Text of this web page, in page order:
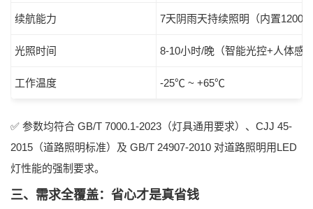
续航能力 7天阴雨天持续照明（内置
光照时间 8-10小时/晚（智能光控+人体感
工作温度 -25℃ ~ +65℃
✅ 参数均符合 GB/T 7000.1-2023 （灯具通用要求）、 CJJ 45-
2015 （道路照明标准）及 GB/T 24907-2010 对道路照明用LED
灯性能的强制要求。
三、需求全覆盖：省心才是真省钱